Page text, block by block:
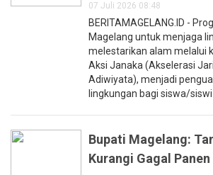
07 Juli 2026 08:48
BERITAMAGELANG.ID -
Magelang untuk menjaga
melestarikan alam melalui
Aksi Janaka (Akselerasi
Adiwiyata), menjadi
lingkungan bagi siswa/siswi
Bupati Magelang:
Kurangi Gagal Panen